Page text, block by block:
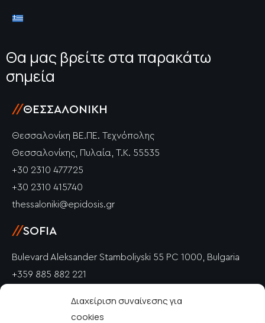
Διαχείριση συναίνεσης για
cookies
Θα μας βρείτε στα παρακάτω
σημεία
//ΘΕΣΣΑΛΟΝΊΚΗ
Θεσσαλονίκη ΒΕ.ΠΕ. Τεχνόπολης
Θεσσαλονίκης, Πυλαία, Τ.Κ. 55535
+30 2310 477725
+30 2310 415740
thessaloniki@epidosis.gr
//SOFIA
Bulevard Aleksander Stamboliyski 55 PC 1000, Bulgaria
+359 885 882 221
PETRICH